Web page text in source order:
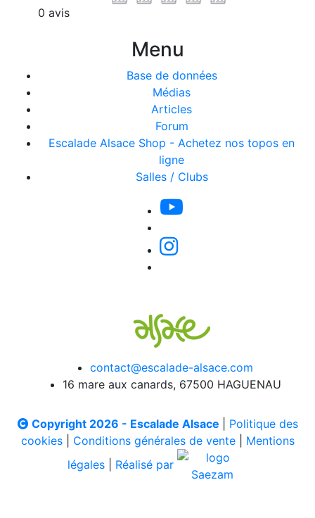
0 avis
Menu
Base de données
Médias
Articles
Forum
Escalade Alsace Shop - Achetez nos topos en
ligne
Salles / Clubs
contact@escalade-alsace.com
16 mare aux canards, 67500 HAGUENAU
Copyright 2026 - Escalade Alsace
Politique des
cookies| Conditions générales de vente| Mentions
légales
Réalisé par